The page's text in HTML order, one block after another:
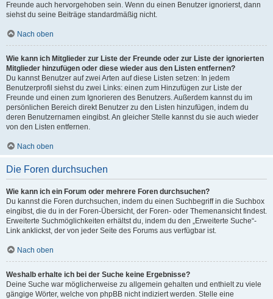
Freunde auch hervorgehoben sein. Wenn du einen Benutzer ignorierst, dann
siehst du seine Beiträge standardmäßig nicht.
Nach oben
Wie kann ich Mitglieder zur Liste der Freunde oder zur Liste der ignorierten
Mitglieder hinzufügen oder diese wieder aus den Listen entfernen?
Du kannst Benutzer auf zwei Arten auf diese Listen setzen: In jedem
Benutzerprofil siehst du zwei Links: einen zum Hinzufügen zur Liste der
Freunde und einen zum Ignorieren des Benutzers. Außerdem kannst du im
persönlichen Bereich direkt Benutzer zu den Listen hinzufügen, indem du
deren Benutzernamen eingibst. An gleicher Stelle kannst du sie auch wieder
von den Listen entfernen.
Nach oben
Die Foren durchsuchen
Wie kann ich ein Forum oder mehrere Foren durchsuchen?
Du kannst die Foren durchsuchen, indem du einen Suchbegriff in die Suchbox
eingibst, die du in der Foren-Übersicht, der Foren- oder Themenansicht findest.
Erweiterte Suchmöglichkeiten erhältst du, indem du den „Erweiterte Suche“-
Link anklickst, der von jeder Seite des Forums aus verfügbar ist.
Nach oben
Weshalb erhalte ich bei der Suche keine Ergebnisse?
Deine Suche war möglicherweise zu allgemein gehalten und enthielt zu viele
gängige Wörter, welche von phpBB nicht indiziert werden. Stelle eine